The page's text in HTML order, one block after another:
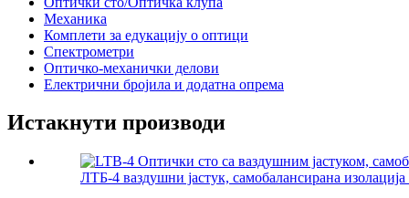
Механика
Комплети за едукацију о оптици
Спектрометри
Оптичко-механички делови
Електрични бројила и додатна опрема
Истакнути производи
ЛТБ-4 ваздушни јастук, самобалансирана изолација